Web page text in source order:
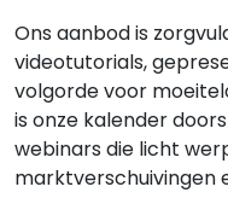
Ons aanbod is
videotutorials,
volgorde voor
is onze kalender
webinars die licht
marktverschuivingen